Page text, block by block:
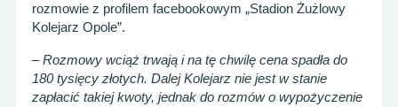
rozmowie z profilem facebookowym „Stadion Żużlowy
Kolejarz Opole”.
– Rozmowy wciąż trwają i na tę chwilę cena spadła do
180 tysięcy złotych. Dalej Kolejarz nie jest w stanie
zapłacić takiej kwoty, jednak do rozmów o wypożyczenie